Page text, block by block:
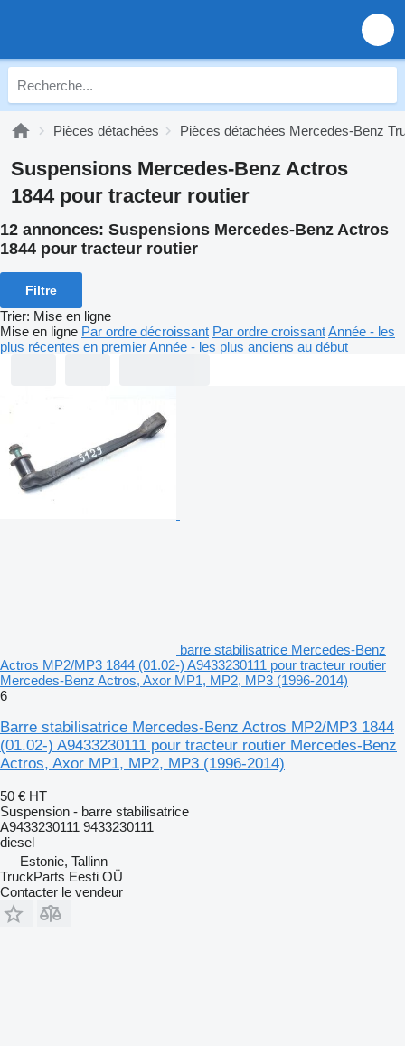
Pièces détachées Pièces détachées Mercedes-Benz
Suspensions Mercedes-Benz Actros
1844 pour tracteur routier
12 annonces: Suspensions Mercedes-Benz Actros
1844 pour tracteur routier
Filtre
Trier: Mise en ligne
Mise en ligne Par ordre décroissant Par ordre croissantAnnée - les
plus récentes en premierAnnée - les plus anciens au début
barre stabilisatrice Mercedes-Benz
Actros MP2/MP3 1844 (01.02-) A9433230111 pour tracteur routier
Mercedes-Benz Actros, Axor MP1, MP2, MP3 (1996-2014)
6
Barre stabilisatrice Mercedes-Benz Actros MP2/MP3 1844
(01.02-) A9433230111 pour tracteur routier Mercedes-Benz
Actros, Axor MP1, MP2, MP3 (1996-2014)
50 € HT
Suspension - barre stabilisatrice
A9433230111 9433230111
diesel
Estonie, Tallinn
TruckParts Eesti OÜ
Contacter le vendeur